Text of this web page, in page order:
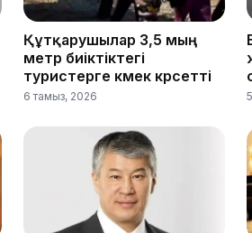
Құтқарушылар 3,5 мың
метр биіктіктегі
туристерге көмек көрсетті
6 тамыз, 2026